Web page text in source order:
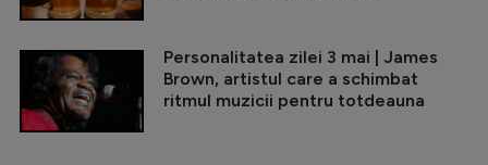
Personalitatea zilei 3 mai | James
Brown, artistul care a schimbat
ritmul muzicii pentru totdeauna